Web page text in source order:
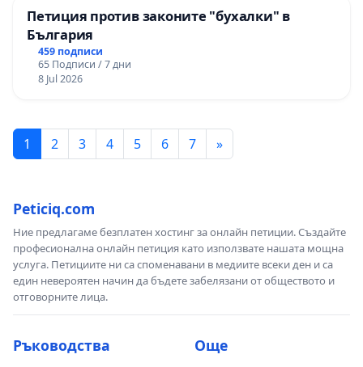
Петиция против законите "бухалки" в
България
459 подписи
65 Подписи / 7 дни
8 Jul 2026
1 2 3 4 5 6 7 »
Peticiq.com
Ние предлагаме безплатен хостинг за онлайн петиции. Създайте
професионална онлайн петиция като използвате нашата мощна
услуга. Петициите ни са споменавани в медиите всеки ден и са
един невероятен начин да бъдете забелязани от обществото и
отговорните лица.
Ръководства Още